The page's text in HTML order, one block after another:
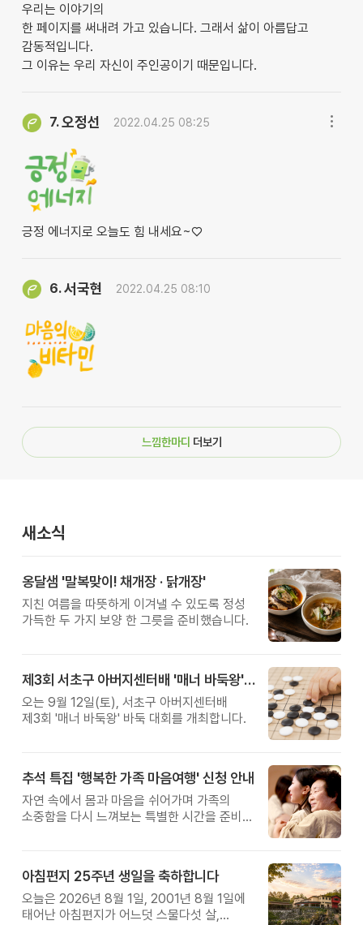
우리는 이야기의
한 페이지를 써내려 가고 있습니다. 그래서 삶이 아름답고
감동적입니다.
그 이유는 우리 자신이 주인공이기 때문입니다.
7.오정선 2022.04.25 08:25
긍정 에너지로 오늘도 힘 내세요~♡
6.서국현 2022.04.25 08:10
느낌한마디 더보기
새소식
옹달샘 '말복맞이! 채개장 · 닭개장'
지친 여름을 따뜻하게 이겨낼 수 있도록 정성
가득한 두 가지 보양 한 그릇을 준비했습니다.
제3회 서초구 아버지센터배 '매너 바둑왕' 대회
오는 9월 12일(토), 서초구 아버지센터배
제3회 '매너 바둑왕' 바둑 대회를 개최합니다.
추석 특집 '행복한 가족 마음여행' 신청 안내
자연 속에서 몸과 마음을 쉬어가며 가족의
소중함을 다시 느껴보는 특별한 시간을 준비해
아침편지 25주년 생일을 축하합니다
오늘은 2026년 8월 1일, 2001년 8월 1일에
태어난 아침편지가 어느덧 스물다섯 살,